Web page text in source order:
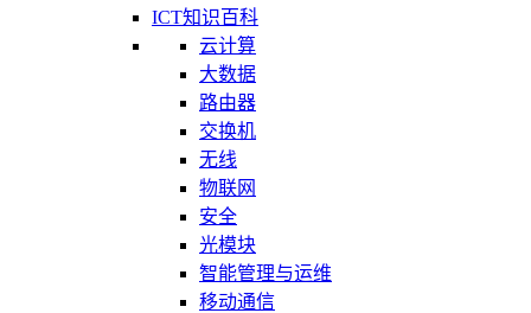
ICT知识百科
云计算
大数据
路由器
交换机
无线
物联网
安全
光模块
智能管理与运维
移动通信